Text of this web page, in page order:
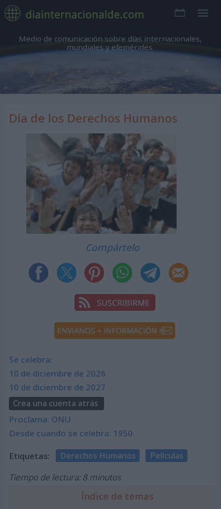
Medio de comunicación sobre días internacionales,
mundiales y efemérides.
Día de los Derechos Humanos
Compártelo
Se celebra:
10 de diciembre de 2026
10 de diciembre de 2027
Crea una cuenta atrás
Proclama: ONU
Desde cuando se celebra: 1950
Etiquetas: Derechos Humanos Películas
Tiempo de lectura: 8 minutos
Índice de temas